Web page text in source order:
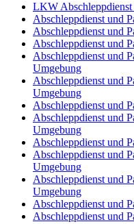
LKW
Abschleppdienst und
Abschleppdienst und
Abschleppdienst und
Abschleppdienst und
Umgebung
Abschleppdienst und
Umgebung
Abschleppdienst und
Abschleppdienst und
Umgebung
Abschleppdienst und
Abschleppdienst und
Umgebung
Abschleppdienst und
Umgebung
Abschleppdienst und
Abschleppdienst und